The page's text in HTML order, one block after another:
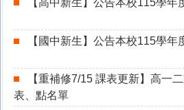
【高中新生】公告本校115學
【國中新生】公告本校115學
【重補修7/15 課表更新】高一
表、點名單